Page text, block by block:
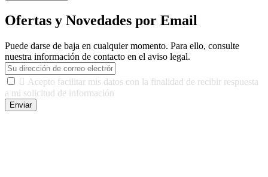
Ofertas y Novedades por Email
Puede darse de baja en cualquier momento. Para ello, consulte
nuestra información de contacto en el aviso legal.
 Acepto facilitar mis datos con la finalidad de recibir respuesta
a mi solicitud de información
Enviar